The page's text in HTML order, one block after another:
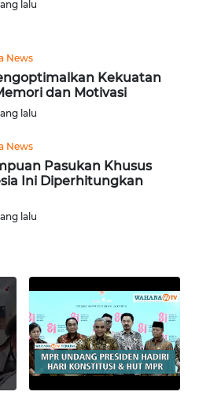
lalu
News
Kekuatan
dan Motivasi
lalu
News
Pasukan Khusus
Ini Diperhitungkan
lalu